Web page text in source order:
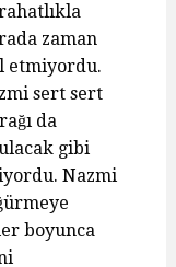
zaman
etmiyordu.
sert sert
da
gibi
Nazmi
boyunca